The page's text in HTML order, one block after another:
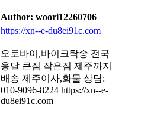
Author: woori12260706
https://xn--e-du8ei91c.com
오토바이,바이크탁송 전국
용달 큰짐 작은짐 제주까지
배송 제주이사,화물 상담:
010-9096-8224 https://xn--e-
du8ei91c.com